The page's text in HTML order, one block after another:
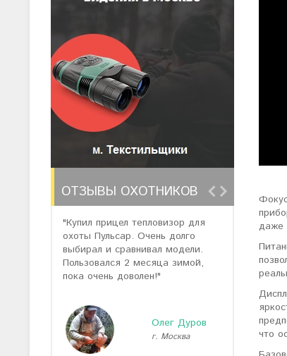
ОТЗЫВЫ ОХОТНИКОВ
"Купил прицел тепловизор для
охоты Пульсар. Очень долго
выбирал и сравнивал модели.
Пользовался 2 месяца зимой,
пока очень доволен!"
Олег Дуров
г. Москва
не
даже
что